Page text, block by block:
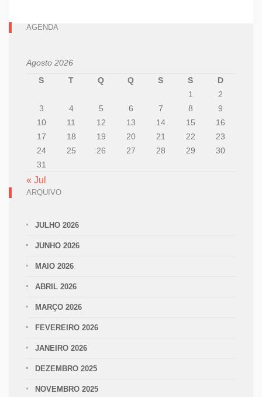
AGENDA
Agosto 2026
S
T Q Q S S
D
1
2
3
4 5 6 7 8
9
10
11 12 13 14 15
16
17
18 19 20 21 22
23
24
25 26 27 28 29
30
31
« Jul
ARQUIVO
JULHO 2026
JUNHO 2026
MAIO 2026
ABRIL 2026
MARÇO 2026
FEVEREIRO 2026
JANEIRO 2026
DEZEMBRO 2025
NOVEMBRO 2025